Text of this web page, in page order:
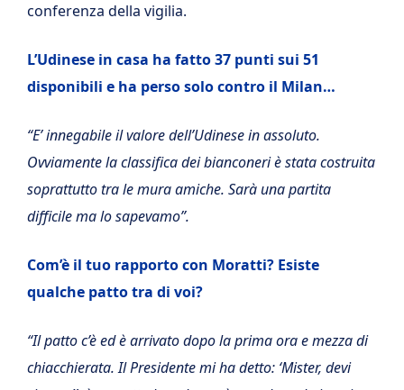
conferenza della vigilia.
L’Udinese in casa ha fatto 37 punti sui 51
disponibili e ha perso solo contro il Milan…
“E’ innegabile il valore dell’Udinese in assoluto.
Ovviamente la classifica dei bianconeri è stata costruita
soprattutto tra le mura amiche. Sarà una partita
difficile ma lo sapevamo”.
Com’è il tuo rapporto con Moratti? Esiste
qualche patto tra di voi?
“Il patto c’è ed è arrivato dopo la prima ora e mezza di
chiacchierata. Il Presidente mi ha detto: ‘Mister, devi